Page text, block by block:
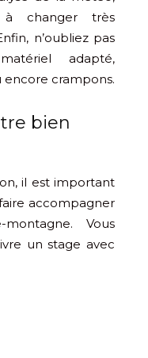
à changer très
n’oubliez pas
adapté,
crampons.
bien
il est important
accompagner
Vous
un stage avec